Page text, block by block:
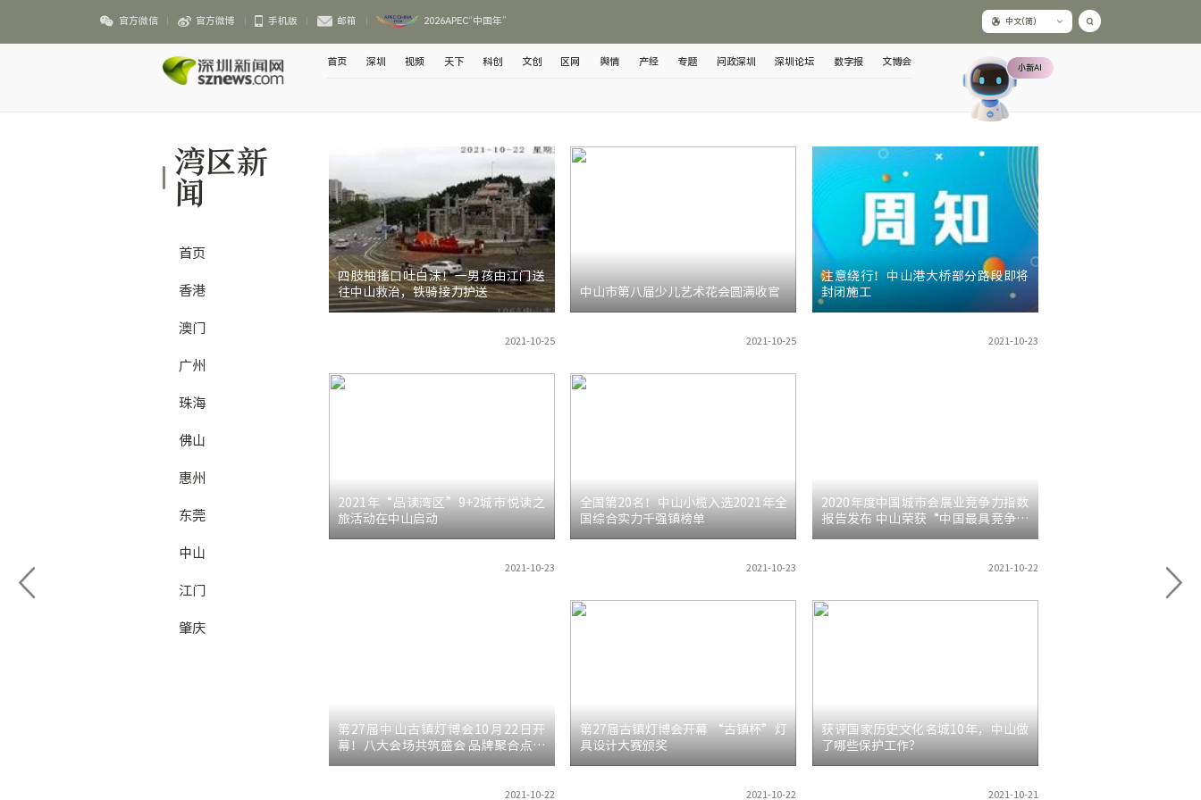
官方微信 官方微博 手机版 邮箱 2026APEC“中国年” 中文(简)
首页 深圳 视频 天下 科创 文创 区网 舆情 产经 专题 问政深圳 深圳论坛 数字报 文博会 小新AI
湾区新
闻
首页
香港
澳门
广州
珠海
佛山
惠州
东莞
中山
江门
肇庆
四肢抽搐口吐白沫！一男孩由江门送
往中山救治，铁骑接力护送
2021-10-25
中山市第八届少儿艺术花会圆满收官
2021-10-25
注意绕行！中山港大桥部分路段即将
封闭施工
2021-10-23
2021年“品读湾区”9+2城市悦读之
旅活动在中山启动
2021-10-23
全国第20名！中山小榄入选2021年全
国综合实力千强镇榜单
2021-10-23
2020年度中国城市会展业竞争力指数
报告发布 中山荣获“中国最具竞争力
2021-10-22
第27届中山古镇灯博会10月22日开
幕！八大会场共筑盛会 品牌聚合点亮
2021-10-22
第27届古镇灯博会开幕 “古镇杯”灯
具设计大赛颁奖
2021-10-22
获评国家历史文化名城10年，中山做
了哪些保护工作？
2021-10-21